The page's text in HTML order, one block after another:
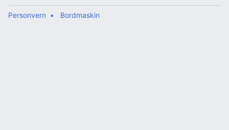
Personvern Bordmaskin